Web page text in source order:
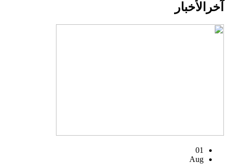
آخر الأخبار
01
Aug